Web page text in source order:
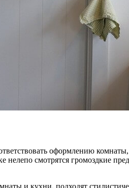
оформлению
нелепо смотрятся громоздкие
и кухни, подходят